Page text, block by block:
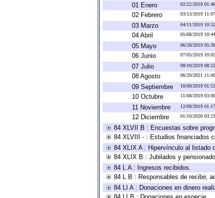
01 Enero
02/22/2019
02 Febrero 03/13/2019
03 Marzo 04/11/2019
04 Abril 05/08/2019
05 Mayo 06/28/2019
06 Junio 07/05/2019
07 Julio 08/10/2019
08 Agosto 06/29/2021
09 Septiembre 10/09/2019
10 Octubre 11/08/2019
11 Noviembre 12/09/2019
12 Diciembre 01/10/2020
84 XLVII B : Encuestas sobre
84 XLVIII - : Estudios financiados
84 XLIX A : Hipervínculo al listado
84 XLIX B : Jubilados y
84 L A : Ingresos recibidos.
84 L B : Responsables de recibir,
84 LI A : Donaciones en dinero